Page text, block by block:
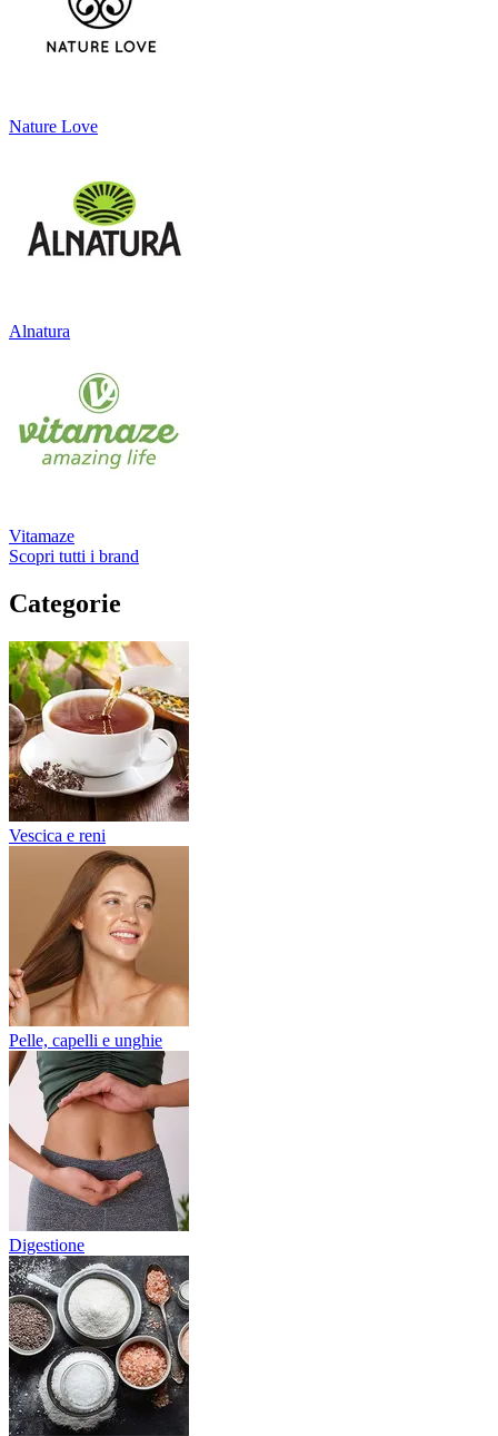
Nature Love
Alnatura
Vitamaze
Scopri tutti i brand
Categorie
Vescica e reni
Pelle, capelli e unghie
Digestione